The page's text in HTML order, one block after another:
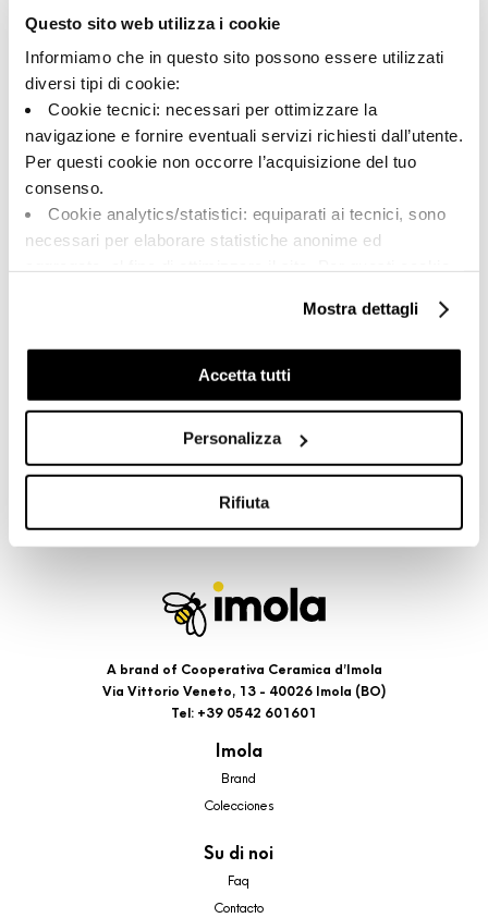
Questo sito web utilizza i cookie
Informiamo che in questo sito possono essere utilizzati
diversi tipi di cookie:
Cookie tecnici: necessari per ottimizzare la
navigazione e fornire eventuali servizi richiesti dall’utente.
Per questi cookie non occorre l’acquisizione del tuo
consenso.
Cookie analytics/statistici: equiparati ai tecnici, sono
necessari per elaborare statistiche anonime ed
Cookie di profilazione/marketing: sono utilizzati, solo
previo tuo consenso, per esaminare le tue abitudini di
navigazione e mostrarti quindi avvisi pubblicitari mirati, in
linea con le tue preferenze.
cookie di profilazione, selezionando uno dei bottoni sotto
riportati. Puoi avere maggiori dettagli visionando
l’Informativa estesa cookie. La chiusura del presente
banner comporterà il permanere dei soli cookie tecnici ed
comunque modificare le tue scelte in qualsiasi momento,
accedendo al link presente nel footer.
Mostra dettagli
Accetta tutti
Personalizza
Rifiuta
Colección
00913
Beige
Tipo:
Fondo
Formato:
matt
Aspecto de la superficie:
opaco
Destonalización:
Share:
A brand of Cooperativa Ceramica d’Imola
Via Vittorio Veneto, 13 - 40026 Imola (BO)
Tel: +39 0542 601601
Imola
Brand
Colecciones
Su di noi
Faq
Contacto